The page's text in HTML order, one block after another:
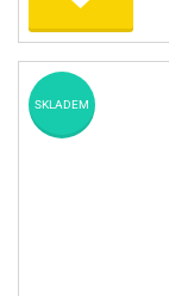
SKLADEM